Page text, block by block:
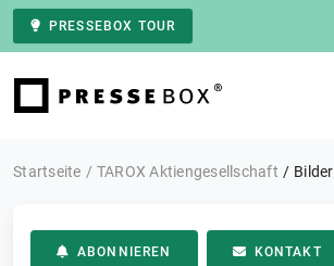
PRESSEBOX TOUR
Zur Startseite
Startseite TAROX Aktiengesellschaft Bilder
ABONNIEREN KONTAKT